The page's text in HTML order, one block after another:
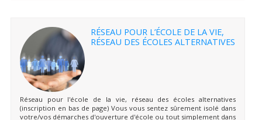
RÉSEAU POUR L’ÉCOLE DE LA VIE,
RÉSEAU DES ÉCOLES ALTERNATIVES
Réseau pour l'école de la vie, réseau des écoles alternatives
(inscription en bas de page) Vous vous sentez sûrement isolé dans
votre/vos démarches d'ouverture d'école ou tout simplement dans